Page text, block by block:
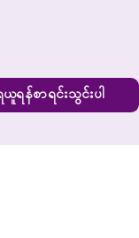
ယူရန်စာရင်းသွင်းပါ